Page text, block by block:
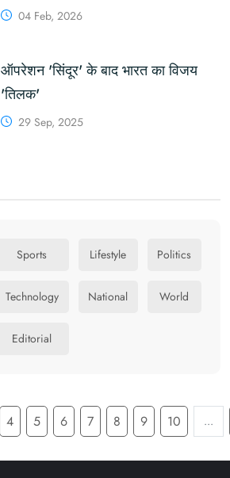
Rift | Khabar For You
04 Feb, 2026
ऑपरेशन 'सिंदूर' के बाद भारत का विजय
'तिलक'
29 Sep, 2025
Sports Lifestyle Politics
Technology National World
Editorial
4 5 6 7 8 9 10 ...